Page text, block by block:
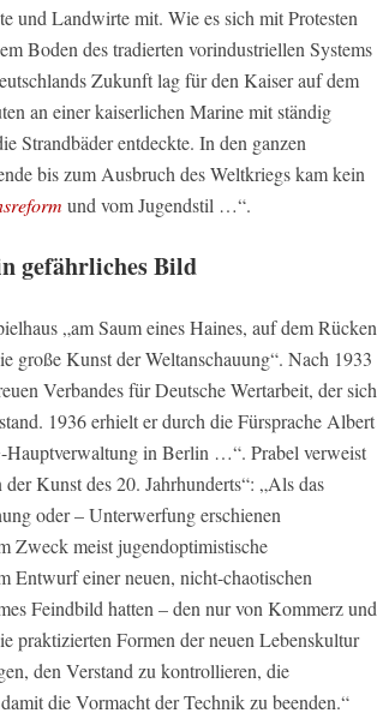
und Landwirte mit. Wie es sich mit Protesten
Boden des tradierten vorindustriellen Systems
Zukunft lag für den Kaiser auf dem
an einer kaiserlichen Marine mit ständig
Strandbäder entdeckte. In den ganzen
bis zum Ausbruch des Weltkriegs kam kein
und vom Jugendstil …“.
gefährliches Bild
„am Saum eines Haines, auf dem Rücken
große Kunst der Weltanschauung“. Nach 1933
Verbandes für Deutsche Wertarbeit, der sich
1936 erhielt er durch die Fürsprache Albert
in Berlin …“. Prabel verweist
Kunst des 20. Jahrhunderts“: „Als das
oder – Unterwerfung erschienen
Zweck meist jugendoptimistische
Entwurf einer neuen, nicht-chaotischen
Feindbild hatten – den nur von Kommerz und
praktizierten Formen der neuen Lebenskultur
den Verstand zu kontrollieren, die
die Vormacht der Technik zu beenden.“